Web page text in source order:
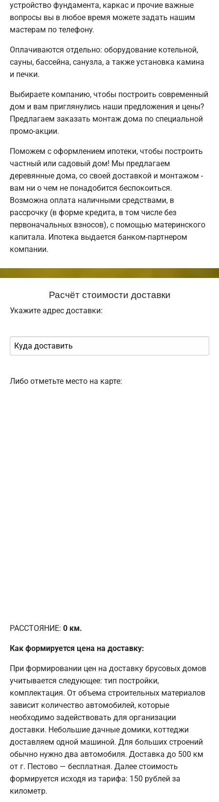
устройство фундамента, каркас и прочие важные
вопросы вы в любое время можете задать нашим
мастерам по телефону.
Оплачиваются отдельно: оборудование котельной,
сауны, бассейна, санузла, а также установка камина
и печки.
Выбираете компанию, чтобы построить современный
дом и вам приглянулись наши предложения и цены?
Предлагаем заказать монтаж дома по специальной
промо-акции.
Поможем с оформлением ипотеки, чтобы построить
частный или садовый дом! Мы предлагаем
деревянные дома, со своей доставкой и монтажом -
вам ни о чем не понадобится беспокоиться.
Возможна оплата наличными средствами, в
рассрочку (в форме кредита, в том числе без
первоначальных взносов), с помощью материнского
капитала. Ипотека выдается банком-партнером
компании.
Расчёт стоимости доставки
Укажите адрес доставки:
Либо отметьте место на карте:
РАССТОЯНИЕ: 0 км.
Как формируется цена на доставку:
При формировании цен на доставку брусовых домов
учитывается следующее: тип постройки,
комплектация. От объема строительных материалов
зависит количество автомобилей, которые
необходимо задействовать для организации
доставки. Небольшие дачные домики, коттеджи
доставляем одной машиной. Для больших строений
обычно нужно два автомобиля. Доставка до 500 км
от г. Пестово — бесплатная. Далее стоимость
формируется исходя из тарифа: 150 рублей за
километр.